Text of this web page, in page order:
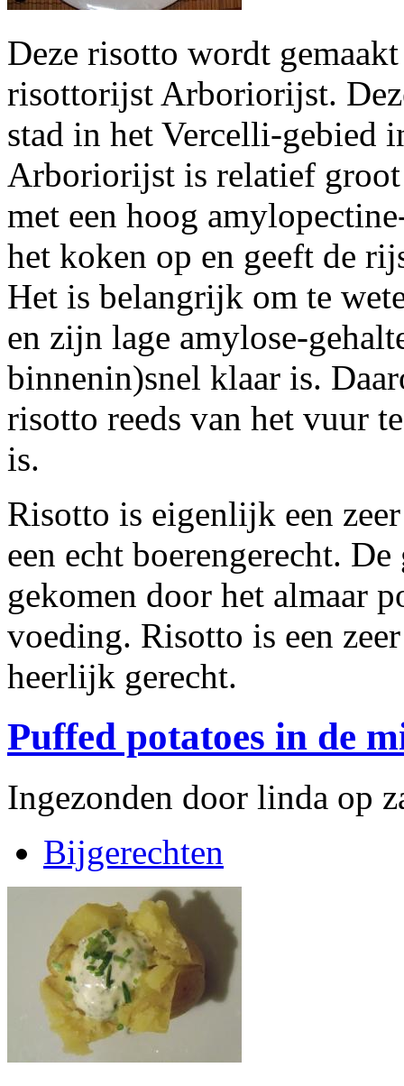
Deze risotto wordt
risottorijst Arboriorijst.
stad in het Vercelli-gebied
Arboriorijst is relatief
met een hoog
het koken op en geeft de
Het is belangrijk om te
en zijn lage amylose-
binnenin)snel klaar is.
risotto reeds van het vuur
is.
Risotto is eigenlijk een
een echt boerengerecht.
gekomen door het almaar
voeding. Risotto is een
heerlijk gerecht.
Puffed potatoes in de
Ingezonden door linda op
Bijgerechten